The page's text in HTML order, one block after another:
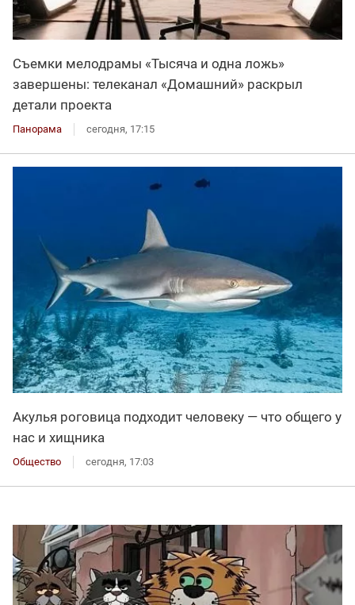
Съемки мелодрамы «Тысяча и одна ложь»
завершены: телеканал «Домашний» раскрыл
детали проекта
Панорама сегодня, 17:15
Акулья роговица подходит человеку — что общего у
нас и хищника
Общество сегодня, 17:03